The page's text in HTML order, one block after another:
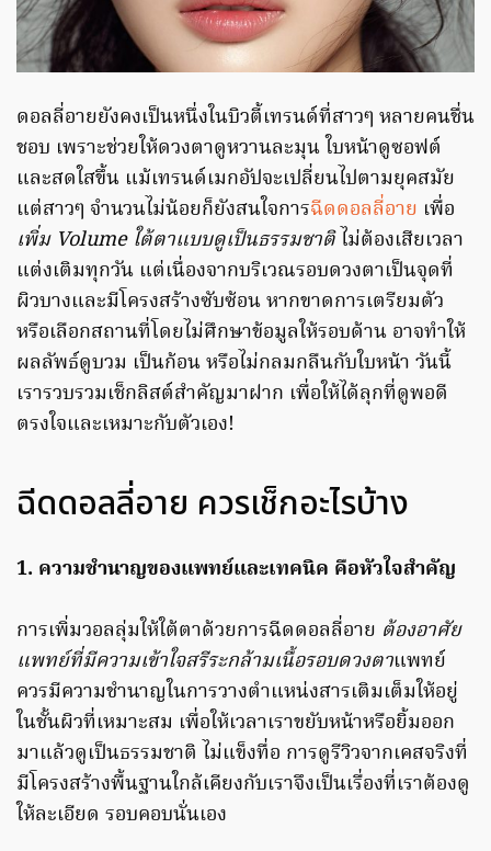
ดอลลี่อายยังคงเป็นหนึ่งในบิวตี้เทรนด์ที่สาวๆ หลายคนชื่น
ชอบ เพราะช่วยให้ดวงตาดูหวานละมุน ใบหน้าดูซอฟต์
และสดใสขึ้น แม้เทรนด์เมกอัปจะเปลี่ยนไปตามยุคสมัย
แต่สาวๆ จำนวนไม่น้อยก็ยังสนใจการฉีดดอลลี่อาย เพื่อ
เพิ่ม Volume ใต้ตาแบบดูเป็นธรรมชาติไม่ต้องเสียเวลา
แต่งเติมทุกวัน แต่เนื่องจากบริเวณรอบดวงตาเป็นจุดที่
ผิวบางและมีโครงสร้างซับซ้อน หากขาดการเตรียมตัว
หรือเลือกสถานที่โดยไม่ศึกษาข้อมูลให้รอบด้าน อาจทำให้
ผลลัพธ์ดูบวม เป็นก้อน หรือไม่กลมกลืนกับใบหน้า วันนี้
เรารวบรวมเช็กลิสต์สำคัญมาฝาก เพื่อให้ได้ลุกที่ดูพอดี
ตรงใจและเหมาะกับตัวเอง!
ฉีดดอลลี่อาย ควรเช็กอะไรบ้าง
1. ความชำนาญของแพทย์และเทคนิค คือหัวใจสำคัญ
การเพิ่มวอลลุ่มให้ใต้ตาด้วยการฉีดดอลลี่อาย ต้องอาศัย
แพทย์ที่มีความเข้าใจสรีระกล้ามเนื้อรอบดวงตาแพทย์
ควรมีความชำนาญในการวางตำแหน่งสารเติมเต็มให้อยู่
ในชั้นผิวที่เหมาะสม เพื่อให้เวลาเราขยับหน้าหรือยิ้มออก
มาแล้วดูเป็นธรรมชาติ ไม่แข็งทื่อ การดูรีวิวจากเคสจริงที่
มีโครงสร้างพื้นฐานใกล้เคียงกับเราจึงเป็นเรื่องที่เราต้องดู
ให้ละเอียด รอบคอบนั่นเอง